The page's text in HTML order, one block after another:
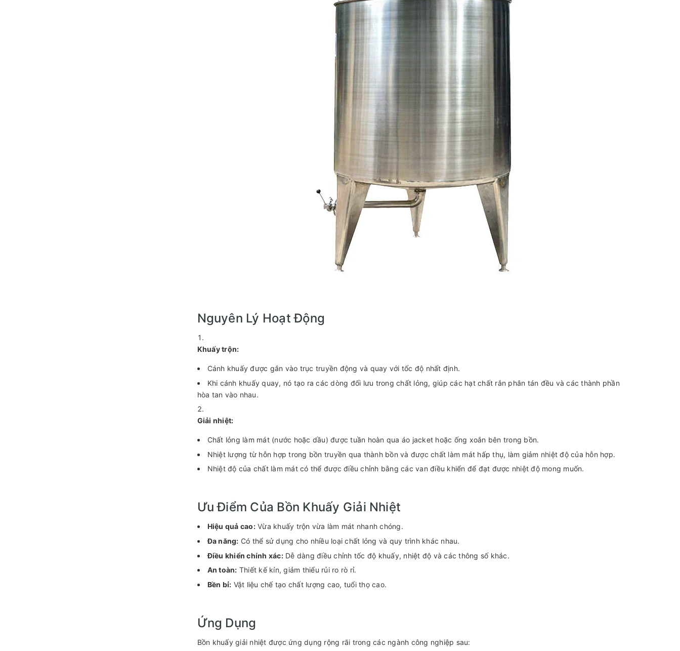
Nguyên Lý Hoạt Động
Khuấy trộn:
Cánh khuấy được gắn vào trục truyền động và quay với tốc độ nhất định.
Khi cánh khuấy quay, nó tạo ra các dòng đối lưu trong chất lỏng, giúp các hạt chất rắn phân tán đều và các thành phần
hòa tan vào nhau.
Giải nhiệt:
Chất lỏng làm mát (nước hoặc dầu) được tuần hoàn qua áo jacket hoặc ống xoắn bên trong bồn.
Nhiệt lượng từ hỗn hợp trong bồn truyền qua thành bồn và được chất làm mát hấp thụ, làm giảm nhiệt độ của hỗn hợp.
Nhiệt độ của chất làm mát có thể được điều chỉnh bằng các van điều khiển để đạt được nhiệt độ mong muốn.
Ưu Điểm Của Bồn Khuấy Giải Nhiệt
Hiệu quả cao:Vừa khuấy trộn vừa làm mát nhanh chóng.
Đa năng: Có thể sử dụng cho nhiều loại chất lỏng và quy trình khác nhau.
Điều khiển chính xác:Dễ dàng điều chỉnh tốc độ khuấy, nhiệt độ và các thông số khác.
An toàn: Thiết kế kín, giảm thiểu rủi ro rò rỉ.
Bền bỉ: Vật liệu chế tạo chất lượng cao, tuổi thọ cao.
Ứng Dụng
Bồn khuấy giải nhiệt được ứng dụng rộng rãi trong các ngành công nghiệp sau: